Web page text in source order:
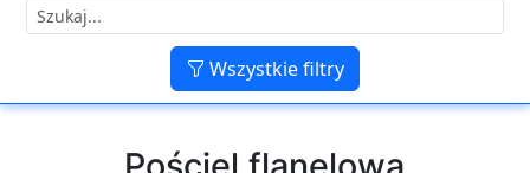
Wszystkie filtry